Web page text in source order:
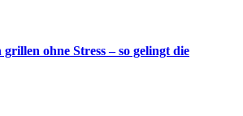
ohne Stress – so gelingt die